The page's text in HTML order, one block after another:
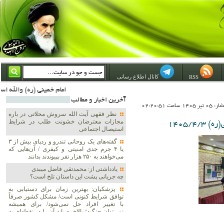
کانال اطلاع رسانی
امام خمینی (ره) والله اسلام تمامش سیاست است؛ ***** امام شهید: به گفتار امام و کردار امام اهتمام بورزید ***** امام خمینی(ره): ان شاء الله ما اندوه دلمان را در وقت مناسب با انتقام از امریکا و آل سعود برطرف خواهیم ساخت و
02:20:51
4/3
آخرين اخبار و مطالب
نظر فقهی آیت الله سروش محلاتی در باره
مجازات معترضان خشونت طلب در شرایط
استیصال اجتماعی
گفته‌های یک روحانی تندرو و ردپای بیش از ۳
یا ۴ جرم جدی امنیتی و کیفری / آن‌هایی که
می‌خواهند به ۲۵۰ هزار نفر بپیوندند بدانند
یادداشتی از: محمدتقی فاضل میبدی
چه جریانی پشت این داستان تلخ است؟
پزشکیان‌: بهترین زمان برای دستیابی به
توافق شرایط کنونی است/ مشکل کشور صرفاً
با تغییر افراد حل نمی‌شود/ برای همیشه